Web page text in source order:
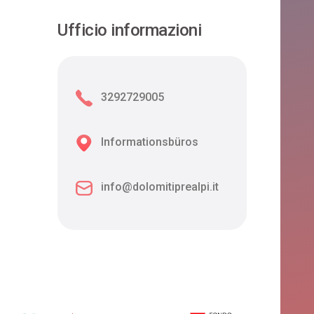
Ufficio informazioni
3292729005
Informationsbüros
info@dolomitiprealpi.it